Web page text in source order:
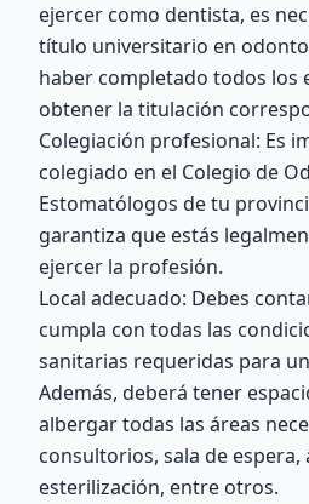
ejercer como dentista, es
título universitario en
haber completado todos los
obtener la titulación
Colegiación profesional: Es
colegiado en el Colegio de
Estomatólogos de tu
garantiza que estás
ejercer la profesión.
Local adecuado: Debes
cumpla con todas las
sanitarias requeridas para
Además, deberá tener
albergar todas las áreas
consultorios, sala de espera,
esterilización, entre otros.